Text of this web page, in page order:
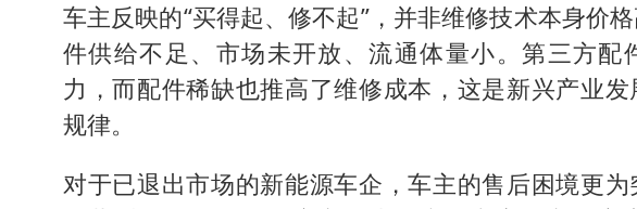
车主反映的“买得起、修不起”，并非维修技术本身价
件供给不足、市场未开放、流通体量小。第三方配
力，而配件稀缺也推高了维修成本，这是新兴产业
规律。
对于已退出市场的新能源车企，车主的售后困境更